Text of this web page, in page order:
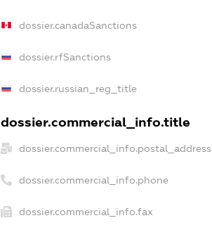
dossier.canadaSanctions
dossier.rfSanctions
dossier.russian_reg_title
dossier.commercial_info.title
dossier.commercial_info.postal_address
dossier.commercial_info.phone
dossier.commercial_info.fax